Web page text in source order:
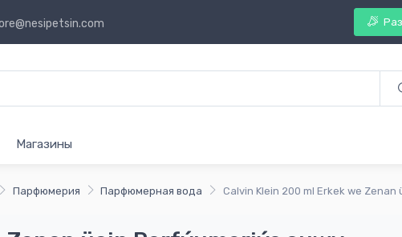
Магазины
Парфюмерия Парфюмерная вода Calvin Klein 200 ml Erkek we